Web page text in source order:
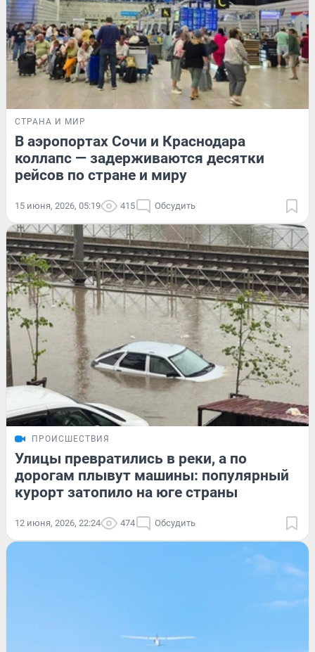
СТРАНА И МИР
В аэропортах Сочи и Краснодара
коллапс — задерживаются десятки
рейсов по стране и миру
15 июня, 2026, 05:19 415 Обсудить
ПРОИСШЕСТВИЯ
Улицы превратились в реки, а по
дорогам плывут машины: популярный
курорт затопило на юге страны
12 июня, 2026, 22:24 474 Обсудить